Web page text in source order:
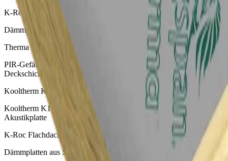
K-Roc Flachdachplatte 70/039
Dämmplatten aus Steinwolle zur Verwendung auf Flachdächern
Therma TT46 Gefälledachplatte
PIR-Gefälledachdämmung mit beidseitiger Alu-Mehrlagen-
Deckschicht
Kooltherm K10 CWW Unterdeckenplatte
Kooltherm K10 Unterdeckenplatte mit integrierter Troldtekt A2-
Akustikplatte
K-Roc Flachdachplatte 70/037
Dämmplatten aus Steinwolle zur Verwendung auf Flachdächern